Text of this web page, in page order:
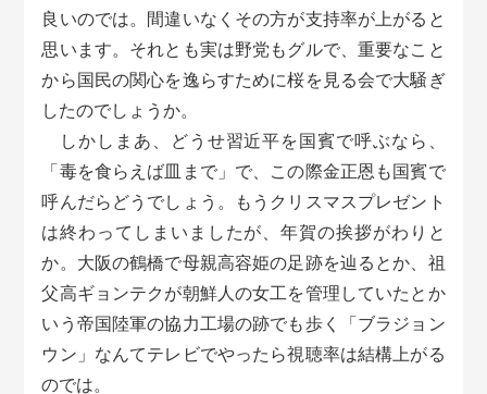
良いのでは。間違いなくその方が支持率が上がると
思います。それとも実は野党もグルで、重要なこと
から国民の関心を逸らすために桜を見る会で大騒ぎ
したのでしょうか。
しかしまあ、どうせ習近平を国賓で呼ぶなら、
「毒を食らえば皿まで」で、この際金正恩も国賓で
呼んだらどうでしょう。もうクリスマスプレゼント
は終わってしまいましたが、年賀の挨拶がわりと
か。大阪の鶴橋で母親高容姫の足跡を辿るとか、祖
父高ギョンテクが朝鮮人の女工を管理していたとか
いう帝国陸軍の協力工場の跡でも歩く「ブラジョン
ウン」なんてテレビでやったら視聴率は結構上がる
のでは。